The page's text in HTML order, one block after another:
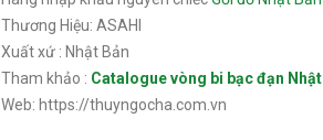
Thương Hiệu: ASAHI
Xuất xứ : Nhật Bản
Tham khảo : Catalogue vòng bi bạc đạn Nhật
Web: https://thuyngocha.com.vn